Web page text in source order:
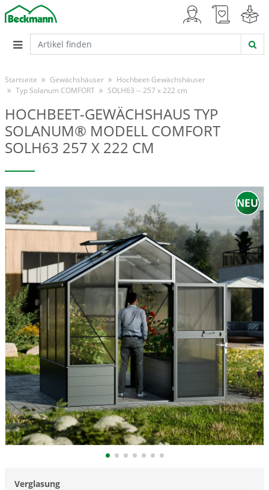
Startseite Gewächshäuser
Hochbeet-Gewächshäuser
Typ Solanum COMFORT
SOLH63 -- 257 x 222 cm
HOCHBEET-GEWÄCHSHAUS TYP
SOLANUM® MODELL COMFORT
SOLH63 257 X 222 CM
Verglasung